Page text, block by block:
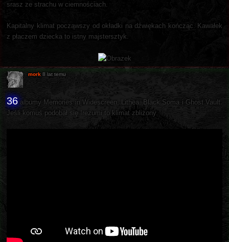
srasz ze strachu w ciemnościach.
Kapitalny klimat począwszy od okładki na dźwiękach kończąc. Kawałek
z płaczem dziecka to istny majstersztyk.
mork 8 lat temu
36albumy Memories in Widescreen, Lithea, Black Soma i Ghost Vault.
Jeśli komuś podobał się Irezumi to klimat zbliżony.